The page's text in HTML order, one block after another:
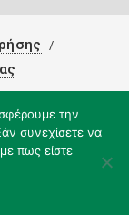
την
συνεχίσετε να
πως είστε